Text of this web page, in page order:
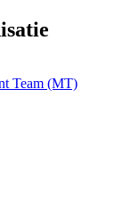
Team (MT)